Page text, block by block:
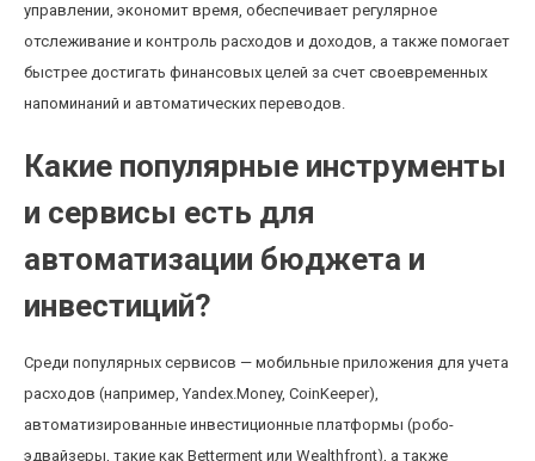
управлении, экономит время, обеспечивает регулярное
отслеживание и контроль расходов и доходов, а также помогает
быстрее достигать финансовых целей за счет своевременных
напоминаний и автоматических переводов.
Какие популярные инструменты
и сервисы есть для
автоматизации бюджета и
инвестиций?
Среди популярных сервисов — мобильные приложения для учета
расходов (например, Yandex.Money, CoinKeeper),
автоматизированные инвестиционные платформы (робо-
эдвайзеры, такие как Betterment или Wealthfront), а также